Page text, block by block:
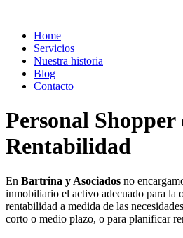
Home
Servicios
Nuestra historia
Blog
Contacto
Personal Shopper
Rentabilidad
En Bartrina y Asociados no
inmobiliario el activo adecuado para la
rentabilidad a medida de las
corto o medio plazo, o para planificar